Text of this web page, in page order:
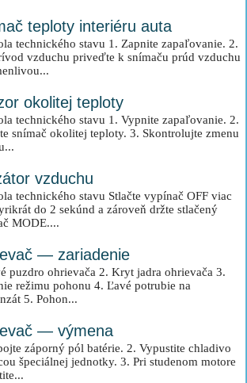
teploty interiéru auta
technického stavu 1. Zapnite zapaľovanie. 2.
vzduchu priveďte k snímaču prúd vzduchu
okolitej teploty
technického stavu 1. Vypnite zapaľovanie. 2.
snímač okolitej teploty. 3. Skontrolujte zmenu
vzduchu
technického stavu Stlačte vypínač OFF viac
do 2 sekúnd a zároveň držte stlačený
MODE....
— zariadenie
puzdro ohrievača 2. Kryt jadra ohrievača 3.
režimu pohonu 4. Ľavé potrubie na
5. Pohon...
— výmena
záporný pól batérie. 2. Vypustite chladivo
špeciálnej jednotky. 3. Pri studenom motore